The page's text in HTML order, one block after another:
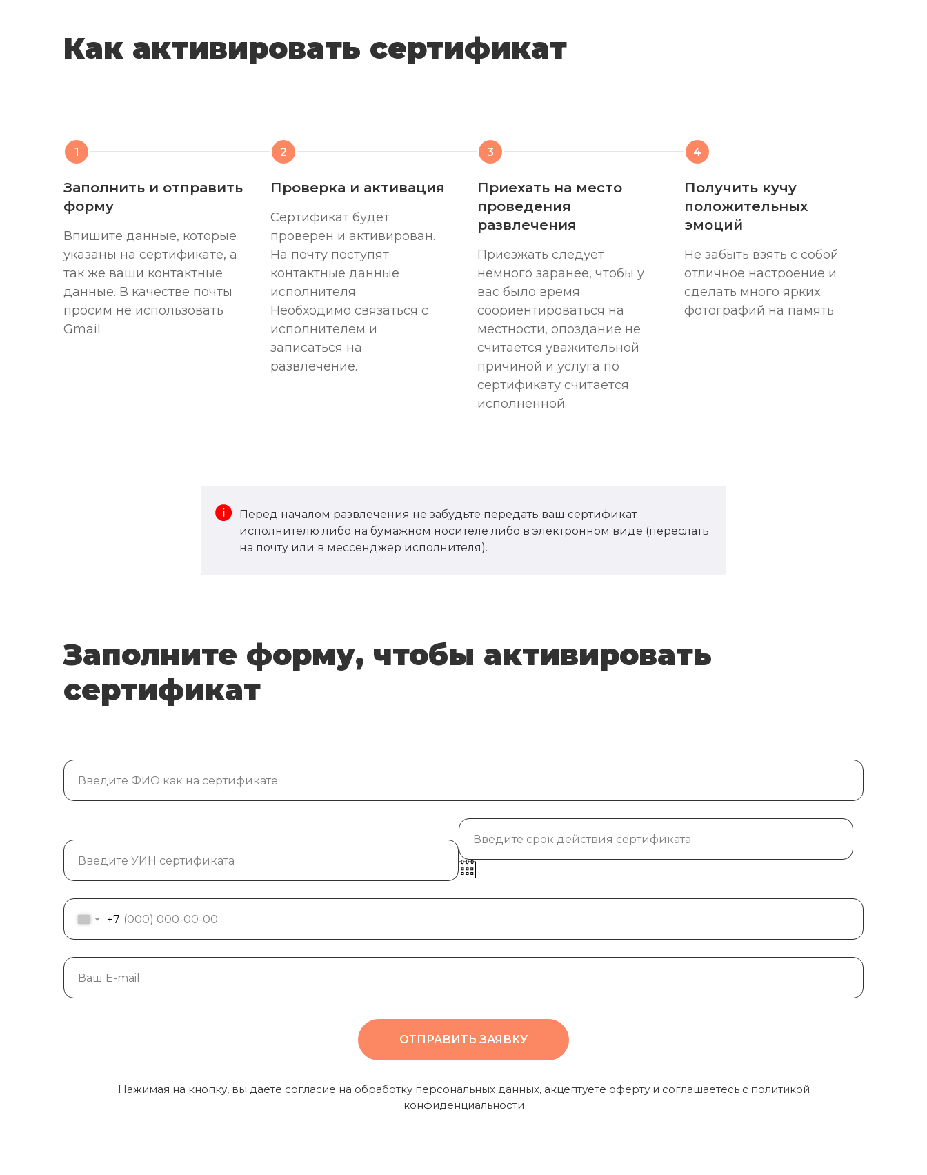
Как активировать сертификат
Заполнить и отправить
форму
Впишите данные, которые
указаны на сертификате, а
так же ваши контактные
данные. В качестве почты
просим не использовать
Gmail
Проверка и активация
Сертификат будет
проверен и активирован.
На почту поступят
контактные данные
исполнителя.
Необходимо связаться с
исполнителем и
записаться на
развлечение.
Приехать на место
проведения
развлечения
Приезжать следует
немного заранее, чтобы у
вас было время
соориентироваться на
местности, опоздание не
считается уважительной
причиной и услуга по
сертификату считается
исполненной.
Получить кучу
положительных
эмоций
Не забыть взять с собой
отличное настроение и
сделать много ярких
фотографий на память
Перед началом развлечения не забудьте передать ваш сертификат
исполнителю либо на бумажном носителе либо в электронном виде (переслать
на почту или в мессенджер исполнителя).
Заполните форму, чтобы активировать
сертификат
+7
ОТПРАВИТЬ ЗАЯВКУ
Нажимая на кнопку, вы даете согласие на обработку персональных данных, акцептуете оферту и соглашаетесь c политикой
конфиденциальности